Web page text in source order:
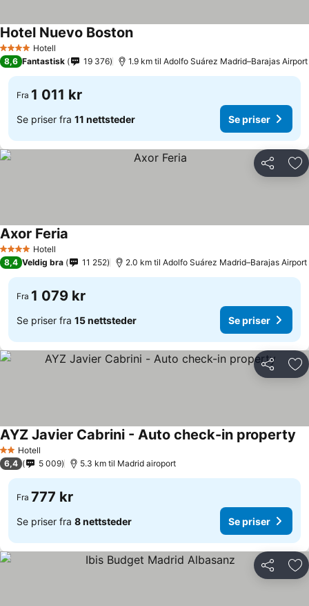
4 StjernerHotell
Hotel Nuevo BostonSe priser
8,6 Fantastisk 19 376 1.9 km til Adolfo Suárez Madrid–Barajas Airport
Fra 1 011 kr
Se priser fra 11 nettsteder Se priser
Del
4 StjernerHotell
Axor Feria
8,4 Veldig bra 11 252 2.0 km til Adolfo Suárez Madrid–Barajas Airport
Fra 1 079 kr
Se priser fra 15 nettsteder Se priser
Del
2 Stjerner
Hotell
AYZ Javier Cabrini - Auto check-in property
6,4 5 009 5.3 km til Madrid airoport
Fra 777 kr
Se priser fra 8 nettsteder Se priser
Del